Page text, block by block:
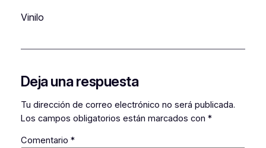
Vinilo
Deja una respuesta
Tu dirección de correo electrónico no será publicada.
Los campos obligatorios están marcados con *
Comentario *